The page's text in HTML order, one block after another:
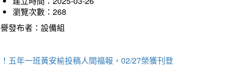
瀏覽次數：268
發布者：設備組
五年一班黃安榆投稿人間福報，02/27榮獲刊登